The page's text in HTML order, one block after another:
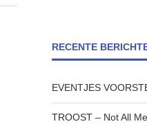
RECENTE
EVENTJES
TROOST – Not All